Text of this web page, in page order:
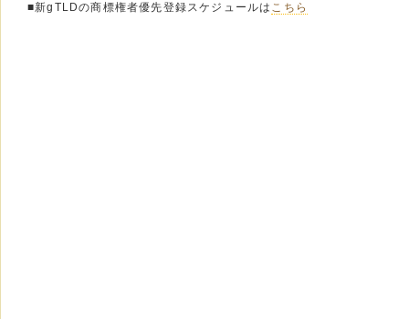
■新gTLDの商標権者優先登録スケジュールは こちら